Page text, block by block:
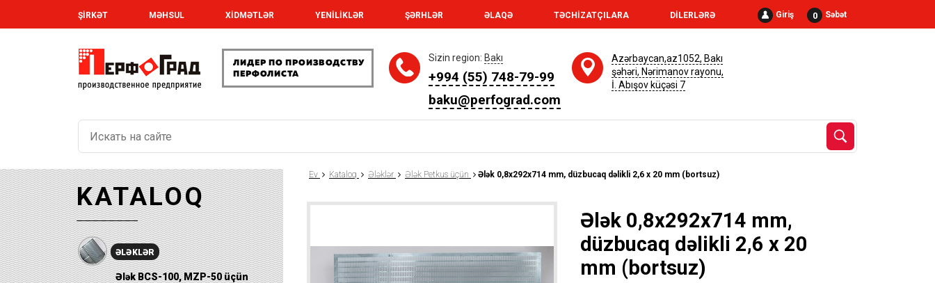
Giriş 0 Səbət
ŞİRKƏT MƏHSUL XİDMƏTLƏR YENİLİKLƏR ŞƏRHLƏR ƏLAQƏ TƏCHİZATÇILARA DİLERLƏRƏ
Sizin region: Bakı
+994 (55) 748-79-99
baku@perfograd.com
Azərbaycan,az1052, Bakı
şəhəri, Nərimanov rayonu,
İ. Abışov küçəsi 7
KATALOQ
ƏLƏKLƏR
Ələk BCS-100, MZP-50 üçün
Ev Kataloq Ələklər Ələk Petkus üçün Ələk 0,8x292x714 mm, düzbucaq dəlikli 2,6 x 20 mm (bortsuz)
Ələk 0,8x292x714 mm,
düzbucaq dəlikli 2,6 x 20
mm (bortsuz)